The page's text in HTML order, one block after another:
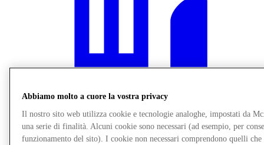
Abbiamo molto a cuore la vostra privacy
Il nostro sito web utilizza cookie e tecnologie analoghe, impostati da
una serie di finalità. Alcuni cookie sono necessari (ad esempio, per
funzionamento del sito). I cookie non necessari comprendono quelli che